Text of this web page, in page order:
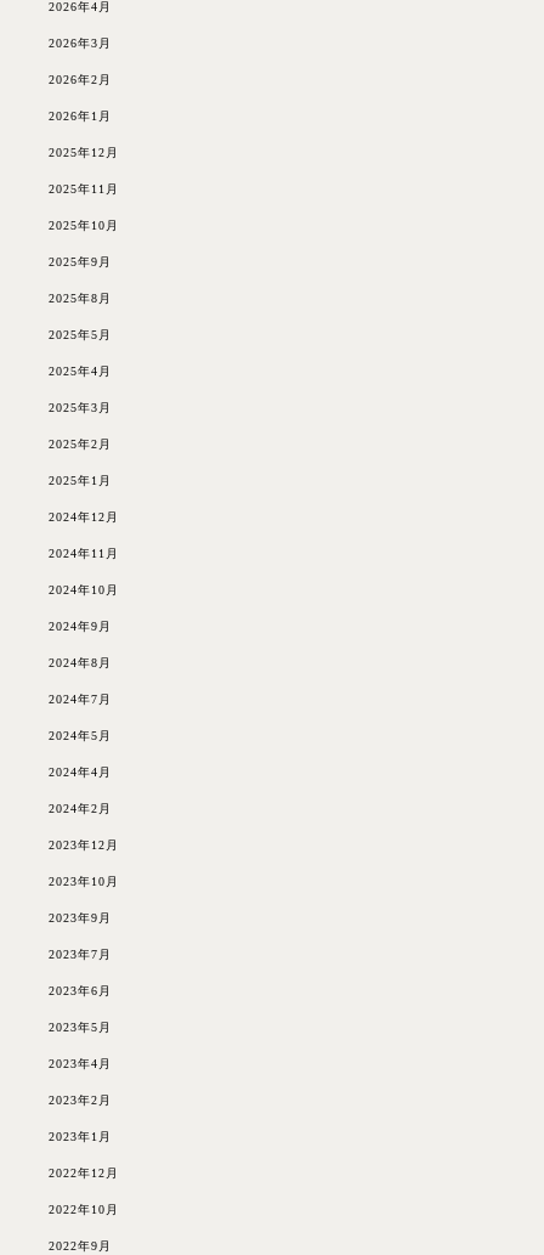
2026年4月
2026年3月
2026年2月
2026年1月
2025年12月
2025年11月
2025年10月
2025年9月
2025年8月
2025年5月
2025年4月
2025年3月
2025年2月
2025年1月
2024年12月
2024年11月
2024年10月
2024年9月
2024年8月
2024年7月
2024年5月
2024年4月
2024年2月
2023年12月
2023年10月
2023年9月
2023年7月
2023年6月
2023年5月
2023年4月
2023年2月
2023年1月
2022年12月
2022年10月
2022年9月